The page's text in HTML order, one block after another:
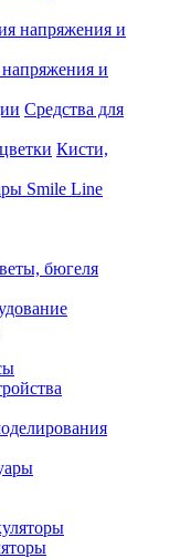
и
Средства для
Кисти,
Smile Line
бюгеля